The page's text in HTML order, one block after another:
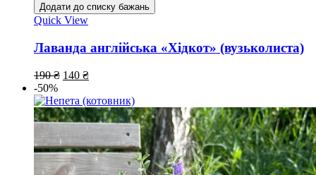
Додати до списку бажань
Quick View
Лаванда англійська «Хідкот» (вузьколиста)
190₴ 140 ₴
-50%